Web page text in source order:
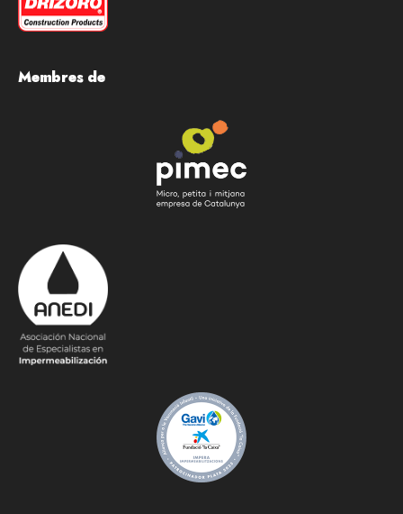
Membres de